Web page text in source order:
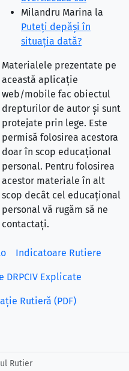
Milandru Marina la
Puteţi depăşi în
situaţia dată?
Materialele prezentate pe
această aplicație
web/mobile fac obiectul
drepturilor de autor și sunt
protejate prin lege. Este
permisă folosirea acestora
doar în scop educațional
personal. Pentru folosirea
acestor materiale în alt
scop decât cel educațional
personal vă rugăm să ne
contactați.
Indicatoare Rutiere
Explicate
Rutieră (PDF)
Rutier